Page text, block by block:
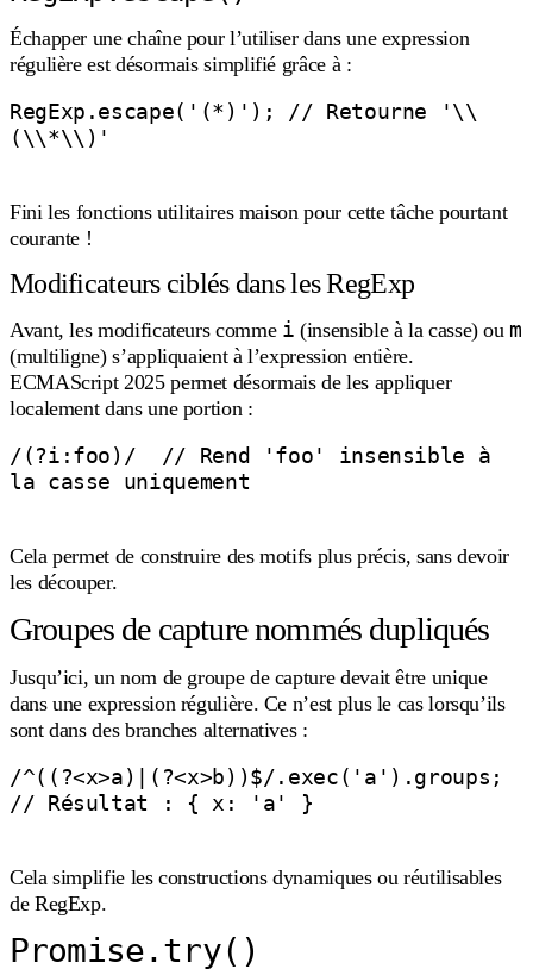
Échapper une chaîne pour l’utiliser dans une expression
régulière est désormais simplifié grâce à :
RegExp.escape('(*)'); // Retourne '\\
(\\*\\)'
Fini les fonctions utilitaires maison pour cette tâche pourtant
courante !
Modificateurs ciblés dans les RegExp
Avant, les modificateurs comme i (insensible à la casse) ou m
(multiligne) s’appliquaient à l’expression entière.
ECMAScript 2025 permet désormais de les appliquer
localement dans une portion :
/(?i:foo)/  // Rend 'foo' insensible à
la casse uniquement
Cela permet de construire des motifs plus précis, sans devoir
les découper.
Groupes de capture nommés dupliqués
Jusqu’ici, un nom de groupe de capture devait être unique
dans une expression régulière. Ce n’est plus le cas lorsqu’ils
sont dans des branches alternatives :
/^((?<x>a)|(?<x>b))$/.exec('a').groups;
// Résultat : { x: 'a' }
Cela simplifie les constructions dynamiques ou réutilisables
de RegExp.
Promise.try()